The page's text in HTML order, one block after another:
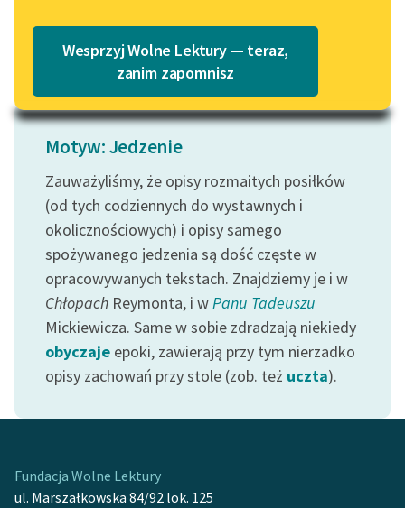
Lektury szkolne i klasyka
literatury do słuchania dla
uczennic i uczniów z
niepełnosprawnościami
E-kolekcja lektur
szkolnych i literatury do
słuchania dla uczennic i
uczniów z
niepełnosprawnościami
Feministyczne inspiracje.
Popularyzacja
skandynawskiej literatury
Kolekcje edukacyjne
twórców przechodzących
Katalog w formacie PDF
Wesprzyj Wolne Lektury — teraz,
zanim zapomnisz
Czytaj więcej
Motyw: Jedzenie
Zauważyliśmy, że opisy rozmaitych posiłków
(od tych codziennych do wystawnych i
okolicznościowych) i opisy samego
spożywanego jedzenia są dość częste w
opracowywanych tekstach. Znajdziemy je i w
Chłopach Reymonta, i wPanu Tadeuszu
Mickiewicza. Same w sobie zdradzają niekiedy
obyczaje epoki, zawierają przy tym nierzadko
opisy zachowań przy stole (zob. też uczta).
Fundacja Wolne Lektury
ul. Marszałkowska 84/92 lok. 125